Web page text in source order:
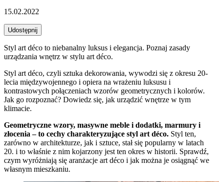
15.02.2022
Udostępnij
Styl art déco to niebanalny luksus i elegancja. Poznaj zasady
urządzania wnętrz w stylu art déco.
Styl art déco, czyli sztuka dekorowania, wywodzi się z okresu 20-
lecia międzywojennego i opiera na wrażeniu luksusu i
kontrastowych połączeniach wzorów geometrycznych i kolorów.
Jak go rozpoznać? Dowiedz się, jak urządzić wnętrze w tym
klimacie.
Geometryczne wzory, masywne meble i dodatki, marmury i
złocenia – to cechy charakteryzujące styl art déco. Styl ten,
zarówno w architekturze, jak i sztuce, stał się popularny w latach
20. i to właśnie z nim kojarzony jest ten okres w historii. Sprawdź,
czym wyróżniają się aranżacje art déco i jak można je osiągnąć we
własnym mieszkaniu.